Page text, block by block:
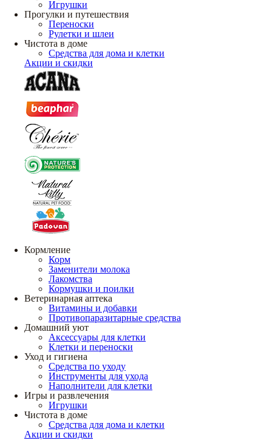
Игрушки
Прогулки и путешествия
Переноски
Рулетки и шлеи
Чистота в доме
Средства для дома и клетки
Акции и скидки
Кормление
Корм
Заменители молока
Лакомства
Кормушки и поилки
Ветеринарная аптека
Витамины и добавки
Противопаразитарные средства
Домашний уют
Аксессуары для клетки
Клетки и переноски
Уход и гигиена
Средства по уходу
Инструменты для ухода
Наполнители для клетки
Игры и развлечения
Игрушки
Чистота в доме
Средства для дома и клетки
Акции и скидки